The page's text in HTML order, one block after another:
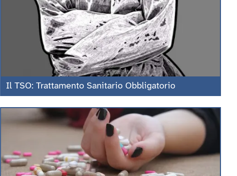
Il TSO: Trattamento Sanitario Obbligatorio